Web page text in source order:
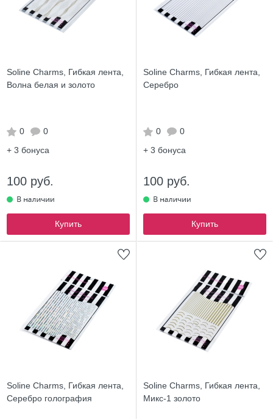
Soline Charms, Гибкая лента,
Волна белая и золото
0
0
+ 3 бонуса
100 руб.
Купить
Soline Charms, Гибкая лента,
Серебро
0
0
+ 3 бонуса
100 руб.
Купить
Soline Charms, Гибкая лента,
Серебро голография
Soline Charms, Гибкая лента,
Микс-1 золото